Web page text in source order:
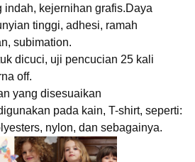
indah, kejernihan grafis.Daya
tinggi, adhesi, ramah
subimation.
dicuci, uji pencucian 25 kali
off.
yang disesuaikan
pada kain, T-shirt, seperti:
nylon, dan sebagainya.